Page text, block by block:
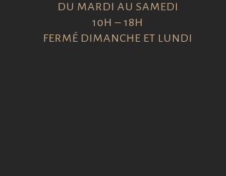
DU MARDI AU SAMEDI
10H – 18H
FERMÉ DIMANCHE ET LUNDI